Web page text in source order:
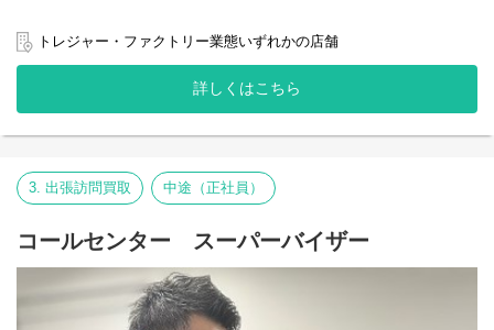
トレジャー・ファクトリー業態いずれかの店舗
詳しくはこちら
3. 出張訪問買取 中途（正社員）
コールセンター スーパーバイザー